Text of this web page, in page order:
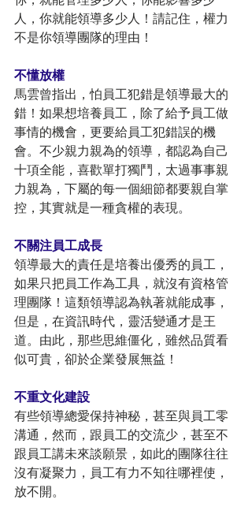
人，你就能領導多少人！請記住，權力
不是你領導團隊的理由！
不懂放權
馬雲曾指出，怕員工犯錯是領導最大的
錯！如果想培養員工，除了給予員工做
事情的機會，更要給員工犯錯誤的機
會。不少親力親為的領導，都認為自己
十項全能，喜歡單打獨鬥，太過事事親
力親為，下屬的每一個細節都要親自掌
控，其實就是一種貪權的表現。
不關注員工成長
領導最大的責任是培養出優秀的員工，
如果只把員工作為工具，就沒有資格管
理團隊！這類領導認為執著就能成事，
但是，在資訊時代，靈活變通才是王
道。由此，那些思維僵化，雖然品質看
似可貴，卻於企業發展無益！
不重文化建設
有些領導總愛保持神秘，甚至與員工零
溝通，然而，跟員工的交流少，甚至不
跟員工講未來談願景，如此的團隊往往
沒有凝聚力，員工有力不知往哪裡使，
放不開。